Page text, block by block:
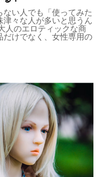
い人でも「使ってみた
々な人が多いと思うん
のエロティックな商
けでなく、女性専用の